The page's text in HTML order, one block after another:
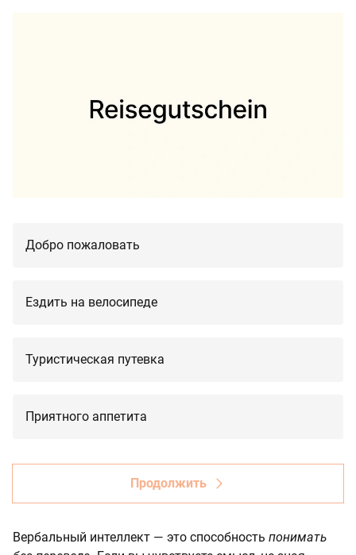
Добро пожаловать
Ездить на велосипеде
Туристическая путевка
Приятного аппетита
Продолжить
Вербальный интеллект — это способность понимать